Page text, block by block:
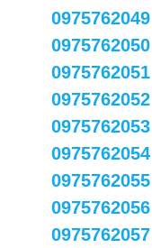
0975762049
0975762050
0975762051
0975762052
0975762053
0975762054
0975762055
0975762056
0975762057